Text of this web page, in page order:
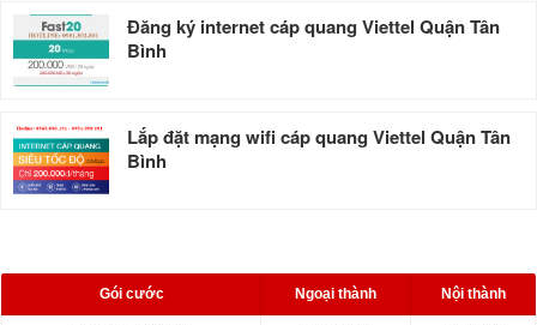
Đăng ký internet cáp quang Viettel Quận Tân
Bình
Lắp đặt mạng wifi cáp quang Viettel Quận Tân
Bình
Gói cước Ngoại thành Nội thành